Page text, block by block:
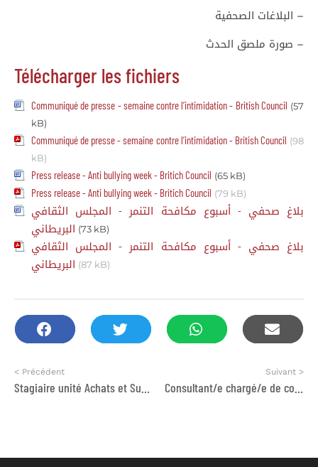
– البلاغات الصحفية
– صورة ملصق الحدث
Télécharger les fichiers
Communiqué de presse - semaine contre l’intimidation - British Council (57
kB)
Communiqué de presse - semaine contre l’intimidation - British Council (98
kB)
Press release - Anti bullying week - Britich Council (65 kB)
Press release - Anti bullying week - Britich Council (79 kB)
بلاغ صحفي - أسبوع مكافحة التنمر - المجلس الثقافي
البريطاني
(73 kB)
بلاغ صحفي - أسبوع مكافحة التنمر - المجلس الثقافي
البريطاني
(87 kB)
< Précédent Suivant >